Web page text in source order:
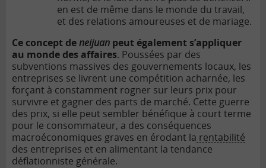
en est de même dans le monde du travail,
et des relations amoureuses et de mariage.
Ce concept deneijuan peut également s’appliquer
au monde des affaires. Poussées par des
subventions massives des gouvernements locaux, les
entreprises se livrent une compétition acharnée, les
forçant à constamment rogner sur leurs prix pour
survivre et gagner des parts de marché. Cette guerre
des prix, si elle peut sembler bénéfique à court terme
pour le consommateur, a des conséquences
macroéconomiques graves en érodant la rentabilité
des entreprises et en alimentant la tendance
déflationniste générale.